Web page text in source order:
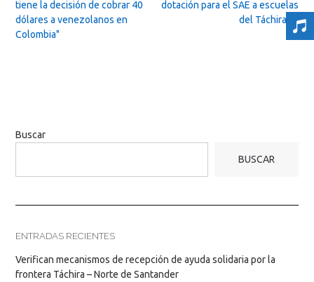
navigation
dotación para el SAE a escuelas
del Táchira
→
tiene la decisión de cobrar 40
dólares a venezolanos en
Colombia"
Buscar
BUSCAR
ENTRADAS RECIENTES
Verifican mecanismos de recepción de ayuda solidaria por la
frontera Táchira – Norte de Santander